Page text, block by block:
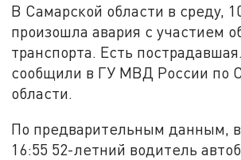
В Самарской области в среду,
произошла авария с участием
транспорта. Есть
сообщили в ГУ МВД России по
области.
По предварительным данным, в
16:55 52-летний водитель